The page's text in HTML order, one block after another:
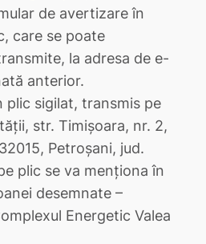
de avertizare în
care se poate
la adresa de e-
anterior.
plic sigilat, transmis pe
str. Timișoara, nr. 2,
Petroșani, jud.
plic se va menționa în
desemnate –
Energetic Valea